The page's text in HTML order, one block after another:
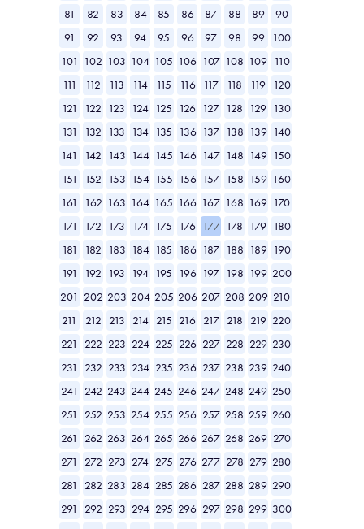
81
82 83 84 85 86 87 88 89
90
91
92 93 94 95 96 97 98 99
100
101
102 103 104 105 106 107 108 109 110
111
112 113 114 115 116 117 118 119
120
121
122 123 124 125 126 127 128 129 130
131
132 133 134 135 136 137 138 139 140
141
142 143 144 145 146 147 148 149 150
151
152 153 154 155 156 157 158 159 160
161
162 163 164 165 166 167 168 169 170
171
172 173 174 175 176 177 178 179 180
181
182 183 184 185 186 187 188 189 190
191
192 193 194 195 196 197 198 199 200
201 202 203 204 205 206 207 208 209 210
211
212 213 214 215 216 217 218 219 220
221
222 223 224 225 226 227 228 229 230
231
232 233 234 235 236 237 238 239 240
241
242 243 244 245 246 247 248 249 250
251
252 253 254 255 256 257 258 259 260
261
262 263 264 265 266 267 268 269 270
271
272 273 274 275 276 277 278 279 280
281
282 283 284 285 286 287 288 289 290
291
292 293 294 295 296 297 298 299 300